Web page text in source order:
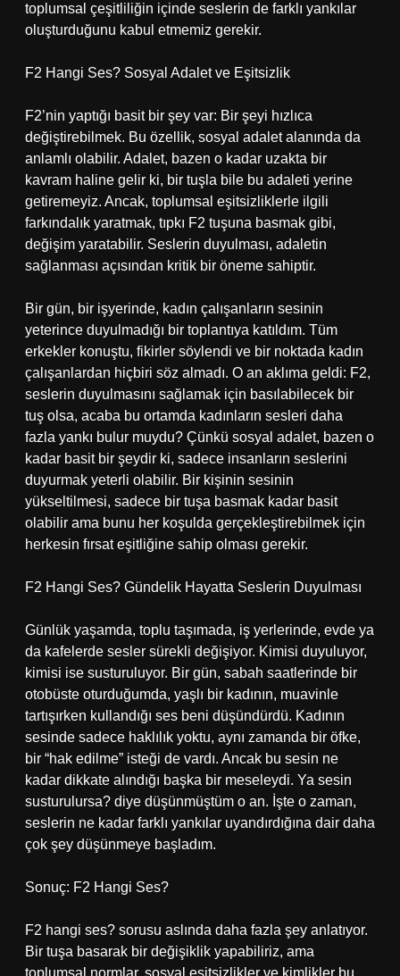
toplumsal çeşitliliğin içinde seslerin de farklı yankılar
oluşturduğunu kabul etmemiz gerekir.
F2 Hangi Ses? Sosyal Adalet ve Eşitsizlik
F2’nin yaptığı basit bir şey var: Bir şeyi hızlıca
değiştirebilmek. Bu özellik, sosyal adalet alanında da
anlamlı olabilir. Adalet, bazen o kadar uzakta bir
kavram haline gelir ki, bir tuşla bile bu adaleti yerine
getiremeyiz. Ancak, toplumsal eşitsizliklerle ilgili
farkındalık yaratmak, tıpkı F2 tuşuna basmak gibi,
değişim yaratabilir. Seslerin duyulması, adaletin
sağlanması açısından kritik bir öneme sahiptir.
Bir gün, bir işyerinde, kadın çalışanların sesinin
yeterince duyulmadığı bir toplantıya katıldım. Tüm
erkekler konuştu, fikirler söylendi ve bir noktada kadın
çalışanlardan hiçbiri söz almadı. O an aklıma geldi: F2,
seslerin duyulmasını sağlamak için basılabilecek bir
tuş olsa, acaba bu ortamda kadınların sesleri daha
fazla yankı bulur muydu? Çünkü sosyal adalet, bazen o
kadar basit bir şeydir ki, sadece insanların seslerini
duyurmak yeterli olabilir. Bir kişinin sesinin
yükseltilmesi, sadece bir tuşa basmak kadar basit
olabilir ama bunu her koşulda gerçekleştirebilmek için
herkesin fırsat eşitliğine sahip olması gerekir.
F2 Hangi Ses? Gündelik Hayatta Seslerin Duyulması
Günlük yaşamda, toplu taşımada, iş yerlerinde, evde ya
da kafelerde sesler sürekli değişiyor. Kimisi duyuluyor,
kimisi ise susturuluyor. Bir gün, sabah saatlerinde bir
otobüste oturduğumda, yaşlı bir kadının, muavinle
tartışırken kullandığı ses beni düşündürdü. Kadının
sesinde sadece haklılık yoktu, aynı zamanda bir öfke,
bir “hak edilme” isteği de vardı. Ancak bu sesin ne
kadar dikkate alındığı başka bir meseleydi. Ya sesin
susturulursa? diye düşünmüştüm o an. İşte o zaman,
seslerin ne kadar farklı yankılar uyandırdığına dair daha
çok şey düşünmeye başladım.
Sonuç: F2 Hangi Ses?
F2 hangi ses? sorusu aslında daha fazla şey anlatıyor.
Bir tuşa basarak bir değişiklik yapabiliriz, ama
toplumsal normlar, sosyal eşitsizlikler ve kimlikler bu